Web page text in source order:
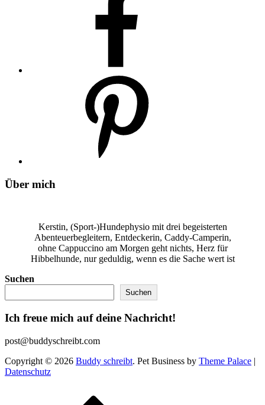
Über mich
Kerstin, (Sport-)Hundephysio mit drei begeisterten
Abenteuerbegleitern, Entdeckerin, Caddy-Camperin,
ohne Cappuccino am Morgen geht nichts, Herz für
Hibbelhunde, nur geduldig, wenn es die Sache wert ist
Suchen
Suchen
Ich freue mich auf deine Nachricht!
post@buddyschreibt.com
Copyright © 2026 Buddy schreibt. Pet Business by Theme Palace |
Datenschutz